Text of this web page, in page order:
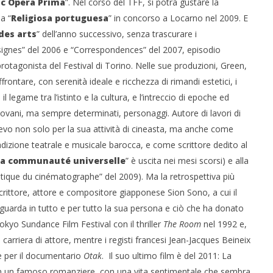
Siae con
Pink Floyd in mostra a Roma
03/11/2011
“Religiosa portuguesa” in concorso a Locarno nel 2009. E
arts” dell’anno successivo, senza trascurare i
del 2006 e “Correspondences” del 2007, episodio
del Festival di Torino. Nelle sue produzioni, Green,
con serenità ideale e ricchezza di rimandi estetici, i
tra l’istinto e la cultura, e l’intreccio di epoche ed
ma sempre determinati, personaggi. Autore di lavori di
non solo per la sua attività di cineasta, ma anche come
teatrale e musicale barocca, e come scrittore dedito al
communauté universelle” è uscita nei mesi scorsi) e alla
du cinématographe” del 2009). Ma la retrospettiva più
attore e compositore giapponese Sion Sono, a cui il
in tutto e per tutto la sua persona e ciò che ha donato
Sundance Film Festival con il thriller The Roomnel 1992 e,
di attore, mentre i registi francesi Jean-Jacques Beineix
per il documentario Otak. Il suo ultimo film è del 2011: La